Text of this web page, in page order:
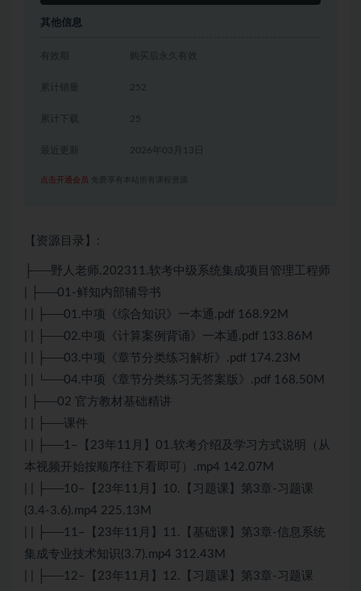
其他信息
有效期 购买后永久有效
累计销量 252
累计下载 25
2026年03月13日
点击开通会员 免费享有本站所有课程资源
【资源目录】:
├──野人老师.202311.软考 中级系统集成项目管理工程师
| ├──01-鲜知内部辅导书
| | ├──01.中项《综合知识》一本通.pdf 168.92M
| | ├──02.中项《计算案例背诵》一本通.pdf 133.86M
| | ├──03.中项《章节分类练习解析》.pdf 174.23M
| | └──04.中项《章节分类练习无答案版》.pdf 168.50M
| ├──02 官方教材基础精讲
| | ├──课件
| | ├──1–【23年11月】01.软考 介绍及学习方式说明（从
本视频开始按顺序往下看即可）.mp4 142.07M
| | ├──10–【23年11月】10.【习题课】第3章-习题课
(3.4-3.6).mp4 225.13M
| | ├──11–【23年11月】11.【基础课】第3章-信息系统
集成专业技术知识(3.7).mp4 312.43M
| | ├──12–【23年11月】12.【习题课】第3章-习题课